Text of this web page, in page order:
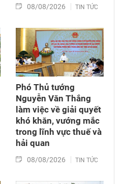
08/08/2026 TIN TỨC
Phó Thủ tướng
Nguyễn Văn Thắng
làm việc về giải quyết
khó khăn, vướng mắc
trong lĩnh vực thuế và
hải quan
08/08/2026 TIN TỨC